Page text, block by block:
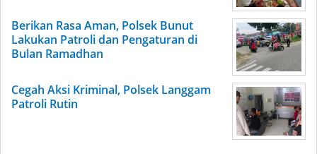
Berikan Rasa Aman, Polsek Bunut
Lakukan Patroli dan Pengaturan di
Bulan Ramadhan
Cegah Aksi Kriminal, Polsek Langgam
Patroli Rutin